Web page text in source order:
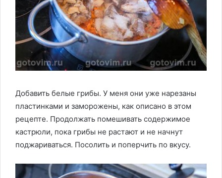
Добавить белые грибы. У меня они уже нарезаны
пластинками и заморожены, как описано в этом
рецепте. Продолжать помешивать содержимое
кастрюли, пока грибы не растают и не начнут
поджариваться. Посолить и поперчить по вкусу.